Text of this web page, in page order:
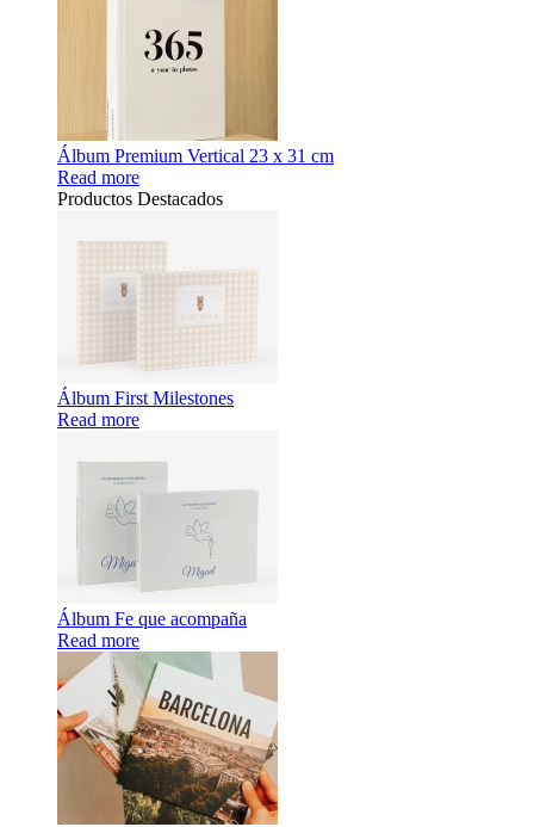
Álbum Premium Vertical 23 x 31 cm
Read more
Productos Destacados
Álbum First Milestones
Read more
Álbum Fe que acompaña
Read more